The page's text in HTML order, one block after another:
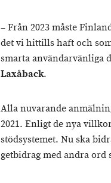
– Från 2023 måste
det vi hittills haft och
smarta användarvänliga
Laxåback.
Alla nuvarande
2021. Enligt de nya
stödsystemet. Nu ska
getbidrag med andra ord